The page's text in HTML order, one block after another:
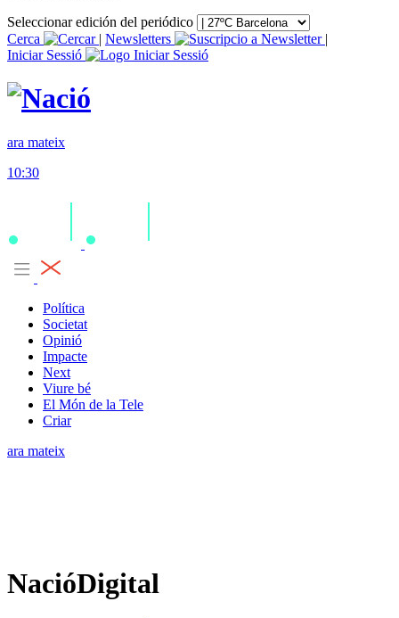
Seleccionar edición del periódico
Cerca
| Newsletters
|
Iniciar Sessió
ara mateix
10:30
Política
Societat
Opinió
Impacte
Next
Viure bé
El Món de la Tele
Criar
ara mateix
NacióDigital